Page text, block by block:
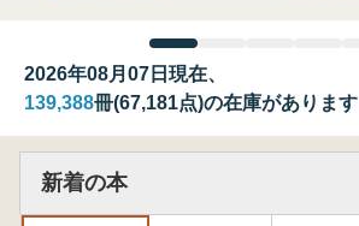
2026年08月07日現在、
139,388冊(67,181点)の在庫があります
新着の本